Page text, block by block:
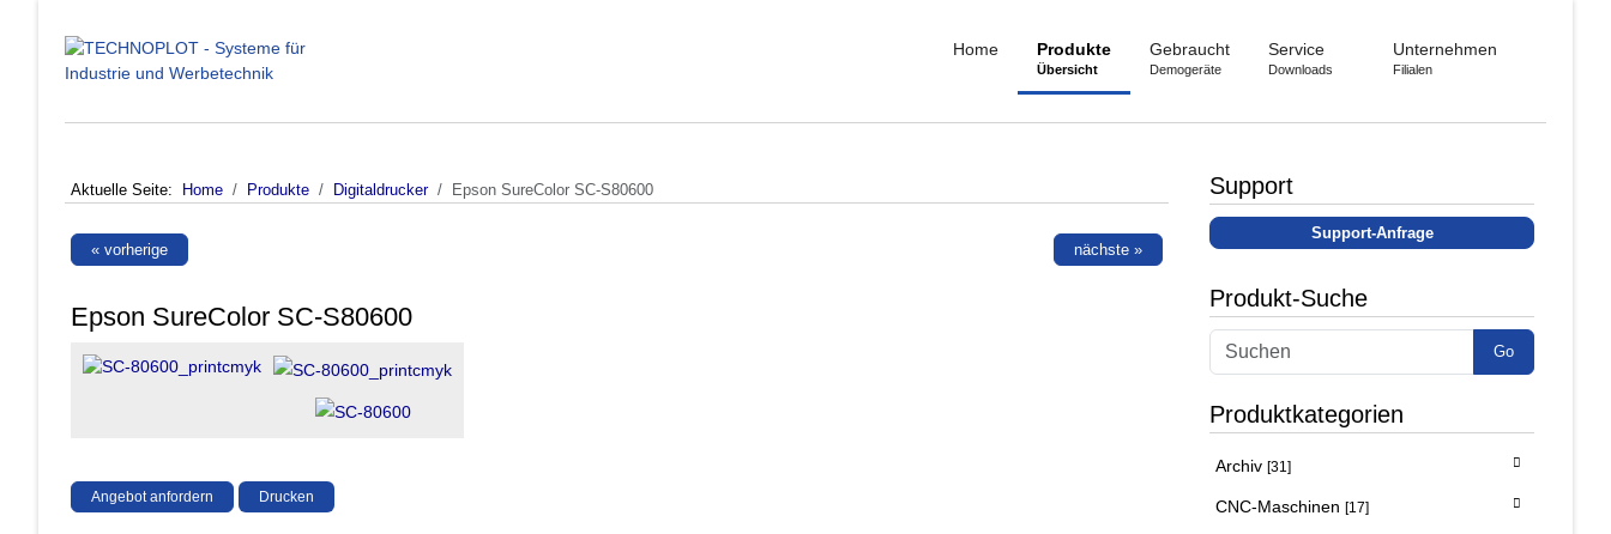
Home Produkte
Übersicht
Gebraucht
Demogeräte
Service
Downloads
Unternehmen
Filialen
Aktuelle Seite: Home Produkte Digitaldrucker Epson SureColor SC-S80600
« vorherige nächste »
Epson SureColor SC-S80600
Angebot anfordern Drucken
Support
Support-Anfrage
Produkt-Suche
Go
Produktkategorien
Archiv [31]
CNC-Maschinen [17]